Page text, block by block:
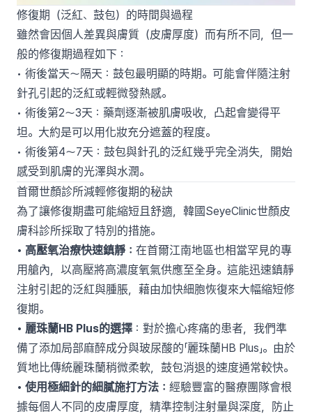
修復期（泛紅、鼓包）的時間與過程
雖然會因個人差異與膚質（皮膚厚度）而有所不同，但一
般的修復期過程如下：
• 術後當天～隔天：鼓包最明顯的時期。可能會伴隨注射
針孔引起的泛紅或輕微發熱感。
• 術後第2～3天：藥劑逐漸被肌膚吸收，凸起會變得平
坦。大約是可以用化妝充分遮蓋的程度。
• 術後第4～7天：鼓包與針孔的泛紅幾乎完全消失，開始
感受到肌膚的光澤與水潤。
首爾世顏診所減輕修復期的秘訣
為了讓修復期盡可能縮短且舒適，韓國SeyeClinic世顏皮
膚科診所採取了特別的措施。
• 高壓氧治療快速鎮靜： 在首爾江南地區也相當罕見的專
用艙內，以高壓將高濃度氧氣供應至全身。這能迅速鎮靜
注射引起的泛紅與腫脹，藉由加快細胞恢復來大幅縮短修
復期。
• 麗珠蘭HB Plus的選擇 ：對於擔心疼痛的患者，我們準
備了添加局部麻醉成分與玻尿酸的「麗珠蘭HB Plus」。由於
質地比傳統麗珠蘭稍微柔軟，鼓包消退的速度通常較快。
• 使用極細針的細膩施打方法： 經驗豐富的醫療團隊會根
據每個人不同的皮膚厚度，精準控制注射量與深度，防止